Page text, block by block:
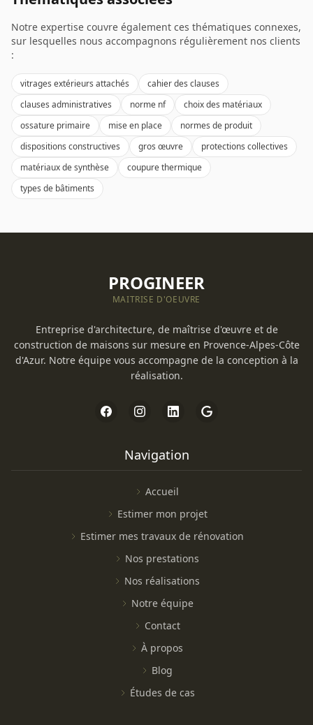
Notre expertise couvre également ces thématiques connexes,
sur lesquelles nous accompagnons régulièrement nos clients
:
vitrages extérieurs attachés
cahier des clauses
clauses administratives
norme nf
choix des matériaux
ossature primaire
mise en place
normes de produit
dispositions constructives
gros œuvre
protections collectives
matériaux de synthèse
coupure thermique
types de bâtiments
PROGINEER
MAITRISE D'OEUVRE
Entreprise d'architecture, de maîtrise d'œuvre et de
construction de maisons sur mesure en Provence-Alpes-Côte
d'Azur. Notre équipe vous accompagne de la conception à la
réalisation.
Navigation
Accueil
Estimer mon projet
Estimer mes travaux de rénovation
Nos prestations
Nos réalisations
Notre équipe
Contact
À propos
Blog
Études de cas